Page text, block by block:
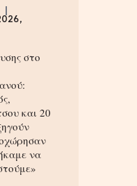
στο
και 20
να